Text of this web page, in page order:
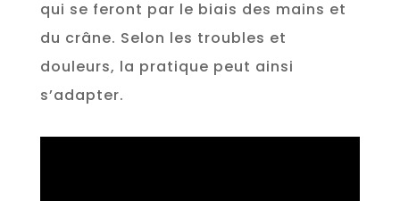
qui se feront par le biais des mains et
du crâne. Selon les troubles et
douleurs, la pratique peut ainsi
s’adapter.